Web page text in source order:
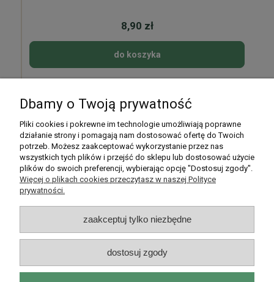
8,90 zł
do koszyka
Moje konto
Płatności i dostawa
Informacje
O nas
Dbamy o Twoją prywatność
Pliki cookies i pokrewne im technologie umożliwiają poprawne
działanie strony i pomagają nam dostosować ofertę do Twoich
potrzeb. Możesz zaakceptować wykorzystanie przez nas
wszystkich tych plików i przejść do sklepu lub dostosować użycie
plików do swoich preferencji, wybierając opcję "Dostosuj zgody".
Więcej o plikach cookies przeczytasz w naszej Polityce
prywatności.
zaakceptuj tylko niezbędne
dostosuj zgody